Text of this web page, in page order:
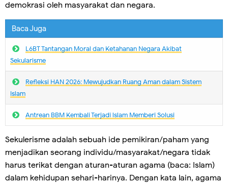
demokrasi oleh masyarakat dan negara.
Baca Juga
L6BT Tantangan Moral dan Ketahanan Negara Akibat
Sekularisme
Refleksi HAN 2026: Mewujudkan Ruang Aman dalam Sistem
Islam
Antrean BBM Kembali Terjadi lslam Memberi Solusi
Sekulerisme adalah sebuah ide pemikiran/paham yang
menjadikan seorang individu/masyarakat/negara tidak
harus terikat dengan aturan-aturan agama (baca: Islam)
dalam kehidupan sehari-harinya. Dengan kata lain, agama